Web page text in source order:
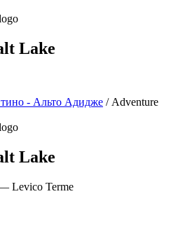
Lake
- Альто Адидже / Adventure
Lake
Levico Terme